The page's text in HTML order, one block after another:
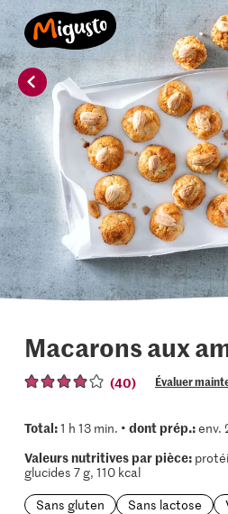
Macarons aux
(40) Évaluer
Total:1 h 13 min. • dont prép.:env.
Valeurs nutritives par pièce:
glucides 7 g, 110 kcal
Sans gluten
Sans lactose